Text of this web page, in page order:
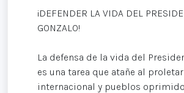
¡DEFENDER LA VIDA DEL
GONZALO!
La defensa de la vida del
es una tarea que atañe al
internacional y pueblos